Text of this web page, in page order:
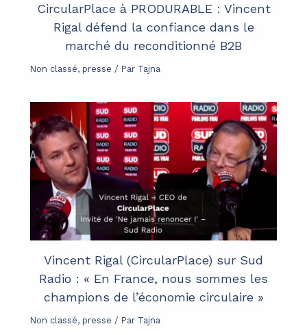
CircularPlace à PRODURABLE : Vincent
Rigal défend la confiance dans le
marché du reconditionné B2B
Non classé, presse / Par Tajna
Vincent Rigal (CircularPlace) sur Sud
Radio : « En France, nous sommes les
champions de l’économie circulaire »
Non classé, presse / Par Tajna